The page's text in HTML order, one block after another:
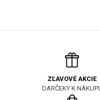
ZĽAVOVÉ AKCIE
DARČEKY K